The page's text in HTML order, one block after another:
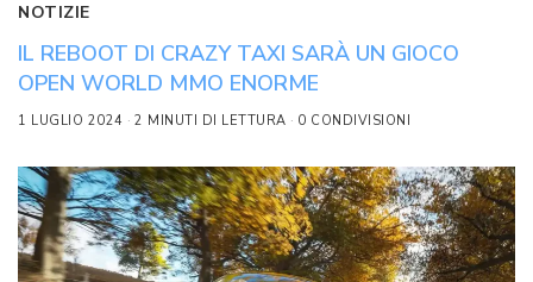
NOTIZIE
IL REBOOT DI CRAZY TAXI SARÀ UN GIOCO
OPEN WORLD MMO ENORME
1 LUGLIO 2024 2 MINUTI DI LETTURA 0 CONDIVISIONI